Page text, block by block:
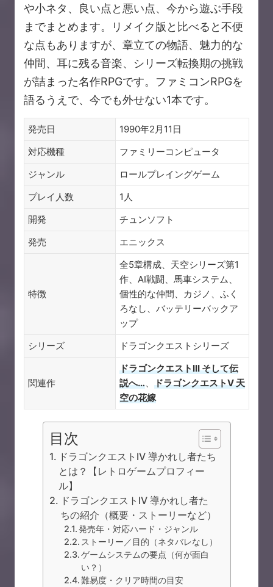
や小ネタ、良い点と悪い点、今から遊ぶ手段
までまとめます。リメイク版と比べると不便
な点もありますが、章立ての物語、魅力的な
仲間、耳に残る音楽、シリーズ転換期の挑戦
が詰まった名作RPGです。ファミコンRPGを
語るうえで、今でも外せない1本です。
発売日
1990年2月11日
対応機種
ファミリーコンピュータ
ジャンル
ロールプレイングゲーム
プレイ人数
1人
開発
チュンソフト
発売
エニックス
特徴
全5章構成、天空シリーズ第1
作、AI戦闘、馬車システム、
個性的な仲間、カジノ、ふく
ろなし、バッテリーバックア
ップ
シリーズ
ドラゴンクエストシリーズ
関連作
ドラゴンクエストIII そして伝
説へ…、 ドラゴンクエストV 天
空の花嫁
目次
ドラゴンクエストIV 導かれし者たち
とは？【レトロゲームプロフィー
ル】
ドラゴンクエストIV 導かれし者た
ちの紹介（概要・ストーリーなど）
発売年・対応ハード・ジャンル
ストーリー／目的（ネタバレなし）
ゲームシステムの要点（何が面白
い？）
難易度・クリア時間の目安